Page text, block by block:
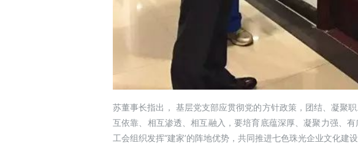
苏董事长指出， 基层党支部应贯彻党的方针政策，团结、凝聚
互依靠、相互渗透、相互融入，要培育底蕴深厚、凝聚力强、
工会组织发挥“建家’的阵地优势，共同推进七色珠光企业文化建